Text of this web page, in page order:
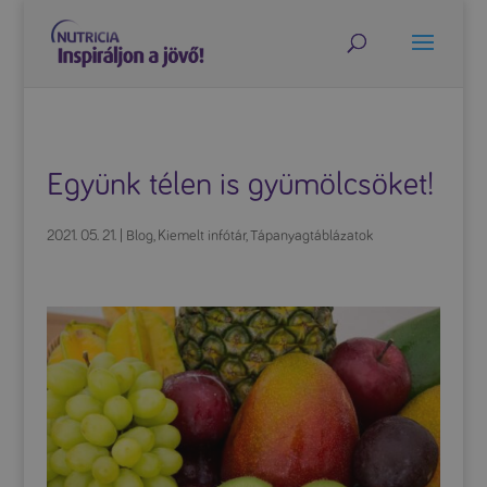
Együnk télen is gyümölcsöket!
2021. 05. 21.| Blog, Kiemelt infótár,Tápanyagtáblázatok